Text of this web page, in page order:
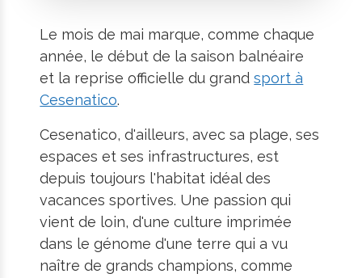
Le mois de mai marque, comme chaque
année, le début de la saison balnéaire
et la reprise officielle du grandsport à
Cesenatico.
Cesenatico, d'ailleurs, avec sa plage, ses
espaces et ses infrastructures, est
depuis toujours l'habitat idéal des
vacances sportives. Une passion qui
vient de loin, d'une culture imprimée
dans le génome d'une terre qui a vu
naître de grands champions, comme